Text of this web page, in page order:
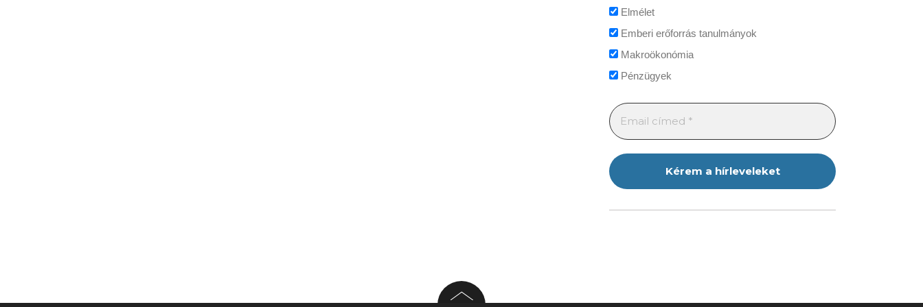
Elmélet
Emberi erőforrás tanulmányok
Makroökonómia
Pénzügyek